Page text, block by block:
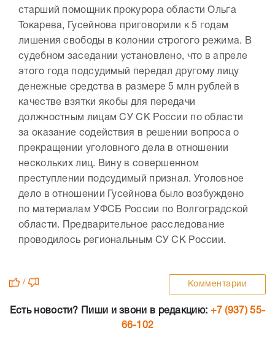
старший помощник прокурора области Ольга
Токарева, Гусейнова приговорили к 5 годам
лишения свободы в колонии строгого режима. В
судебном заседании установлено, что в апреле
этого года подсудимый передал другому лицу
денежные средства в размере 5 млн рублей в
качестве взятки якобы для передачи
должностным лицам СУ СК России по области
за оказание содействия в решении вопроса о
прекращении уголовного дела в отношении
нескольких лиц. Вину в совершенном
преступлении подсудимый признал. Уголовное
дело в отношении Гусейнова было возбуждено
по материалам УФСБ России по Волгоградской
области. Предварительное расследование
проводилось региональным СУ СК России.
/ Комментарии
Есть новости? Пиши и звони в редакцию: +7 (937) 55-
66-102